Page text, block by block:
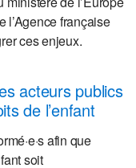
l’Agence française
ces enjeux.
acteurs publics
de l’enfant
afin que
soit